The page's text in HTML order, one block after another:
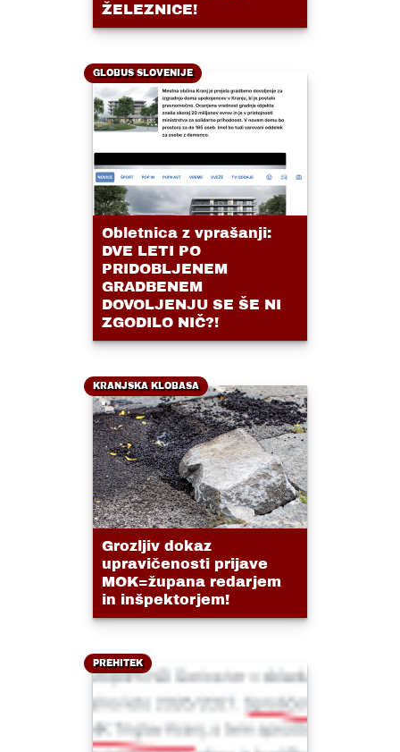
ŽELEZNICE!
GLOBUS SLOVENIJE
Obletnica z vprašanji:
DVE LETI PO
PRIDOBLJENEM
GRADBENEM
DOVOLJENJU SE ŠE NI
ZGODILO NIČ?!
KRANJSKA KLOBASA
Grozljiv dokaz
upravičenosti prijave
MOK=župana redarjem
in inšpektorjem!
PREHITEK